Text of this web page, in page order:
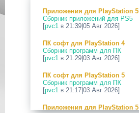
24 Апр 2026
[PS5] Программное Обеспечение
26.03-13.20.00 для PlayStation 5
12 Апр 2026
[PS Portal] Программное
Обеспечение 7.0.2 для PS Portal
09 Апр 2026
[PS3|CFW] webMAN MOD
v1.47.48p
29 Мар 2026
Приложения для PlayStation 5
Сборник приложений для PS5
[pvc1 в 21:39|05 Авг 2026]
ПК софт для PlayStation 4
Сборник программ для ПК
[pvc1 в 21:29|03 Авг 2026]
ПК софт для PlayStation 5
Сборник программ для ПК
[pvc1 в 21:17|03 Авг 2026]
Приложения для PlayStation 5